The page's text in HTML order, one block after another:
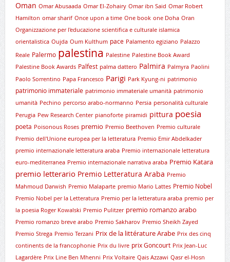
Oman Omar Abusaada Omar El-Zohairy Omar ibn Said Omar Robert
Hamilton omar sharif Once upon a time One book one Doha Oran
Organizzazione per l'educazione scientifica e culturale islamica
orientalistica Oujda Oum Kulthum pace Palamento egiziano Palazzo
Reale Palermo palestina Palestine Palestine Book Award
Palestine Book Awards Palfest palma dattero Palmira Palmyra Paolini
Paolo Sorrentino Papa Francesco Parigi Park Kyung-ni patrimonio
patrimonio immateriale patrimonio immateriale umanità patrimonio
umanità Pechino percorso arabo-normanno Persia personalità culturale
Perugia Pew Research Center pianoforte piramidi pittura poesia
poeta Poisonous Roses premio Premio Beethoven Premio culturale
Premio dell'Unione europea per la letteratura Premio Emir Abdelkader
premio internazionale letteratura araba Premio internazionale letteratura
euro-mediterranea Premio internazionale narrativa araba Premio Katara
premio letterario Premio Letteratura Araba Premio
Mahmoud Darwish Premio Malaparte premio Mario Lattes Premio Nobel
Premio Nobel per la Letteratura Premio per la letteratura araba premio per
la poesia Roger Kowalski Premio Pulitzer premio romanzo arabo
Premio romanzo breve arabo Premio Sakharov Premio Sheikh Zayed
Premio Strega Premio Terzani Prix de la littérature Arabe Prix des cinq
continents de la francophonie Prix du livre prix Goncourt Prix Jean-Luc
Lagardère Prix Line Ben Mhenni Prix Voltaire Qais Azzawi Qasr el-Hosn